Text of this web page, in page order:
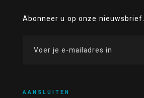
Abonneer u op onze nieuwsbrief.
AANSLUITEN